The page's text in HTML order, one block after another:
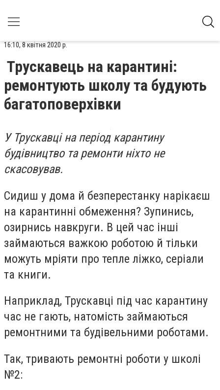
16:10, 8 квітня 2020 р.
Трускавець на карантині:
ремонтують школу та будують
багатоповерхівки
У Трускавці на період карантину
будівництво та ремонти ніхто не
скасовував.
Сидиш у дома й безперестанку нарікаєш
на карантинні обмеження? Зупинись,
озирнись навкруги. В цей час інші
займаються важкою роботою й тільки
можуть мріяти про тепле ліжко, серіали
та книги.
Наприклад, Трускавці під час карантину
час не гають, натомість займаються
ремонтними та будівельними роботами.
Так, тривають ремонтні роботи у школі
№2: